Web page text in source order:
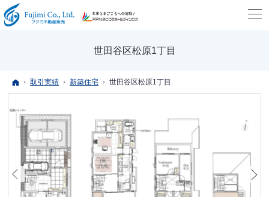
世田谷区松原1丁目
ホーム
取引実績 新築住宅 世田谷区松原1丁目